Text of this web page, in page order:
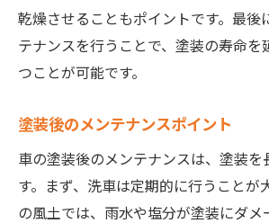
乾燥させることもポイントです。最後
テナンスを行うことで、塗装の寿命を
つことが可能です。
塗装後のメンテナンスポイント
車の塗装後のメンテナンスは、塗装を
す。まず、洗車は定期的に行うことが
の風土では、雨水や塩分が塗装にダメ